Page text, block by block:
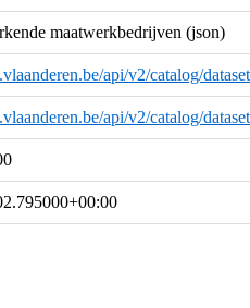
maatwerkbedrijven (json)
api/v2/catalog/
api/v2/catalog/